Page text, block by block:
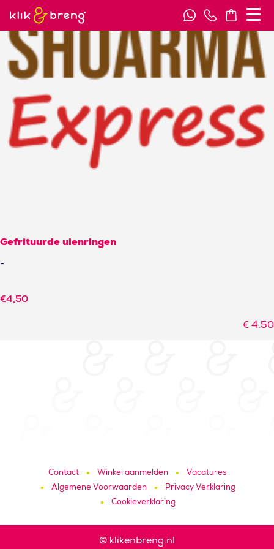
Gefrituurde uienringen
-
€4,50
€ 4.50
Contact Winkel aanmelden
Vacatures
Algemene Voorwaarden
Privacy Verklaring
Cookieverklaring
© klikenbreng.nl